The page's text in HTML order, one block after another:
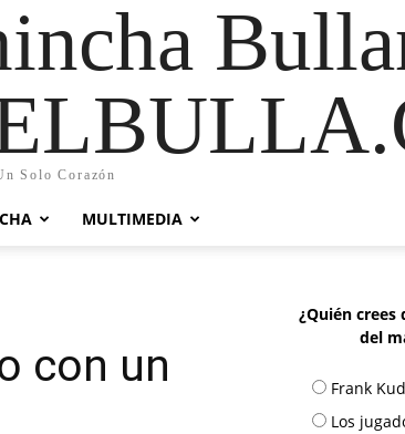
Solo Corazón
MULTIMEDIA
con un
¿Quién crees
del
Frank
Los